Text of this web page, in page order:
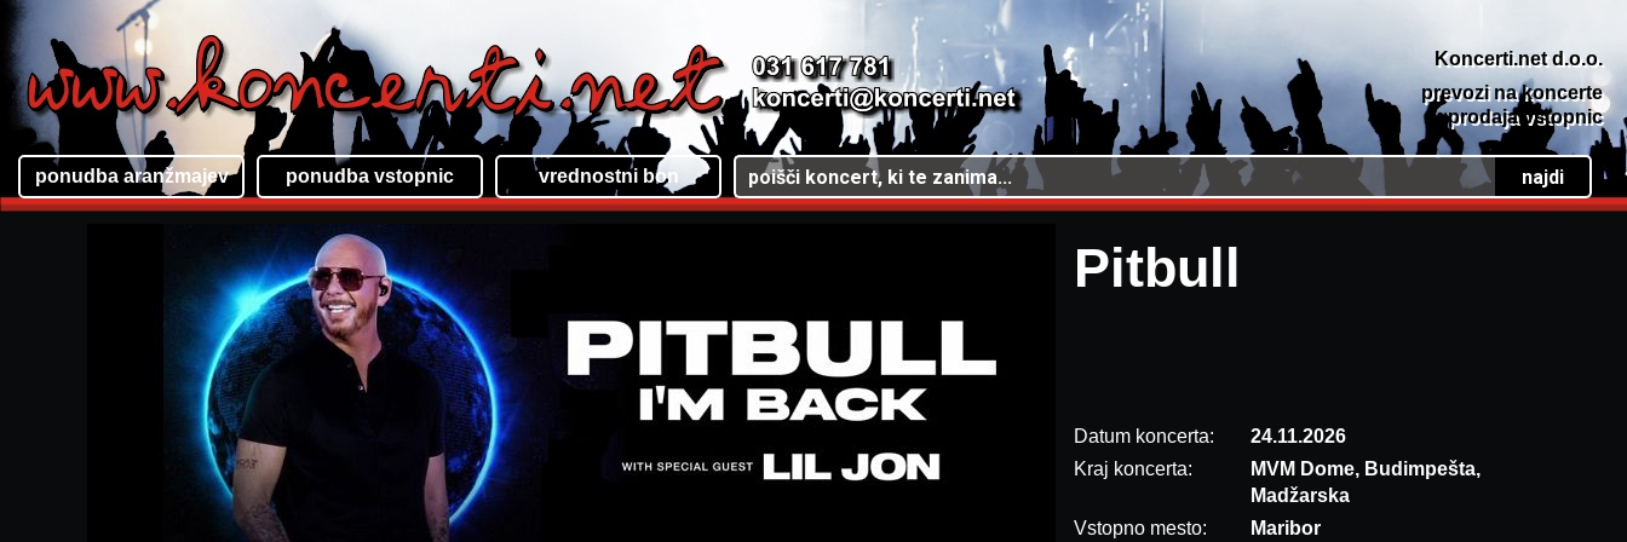
ponudba aranžmajev ponudba vstopnic vrednostni bon
Koncerti.net d.o.o.
prevozi na koncerte
prodaja vstopnic
Pitbull
Datum koncerta:
24.11.2026
Kraj koncerta:
MVM Dome, Budimpešta,
Madžarska
Vstopno mesto:
Maribor